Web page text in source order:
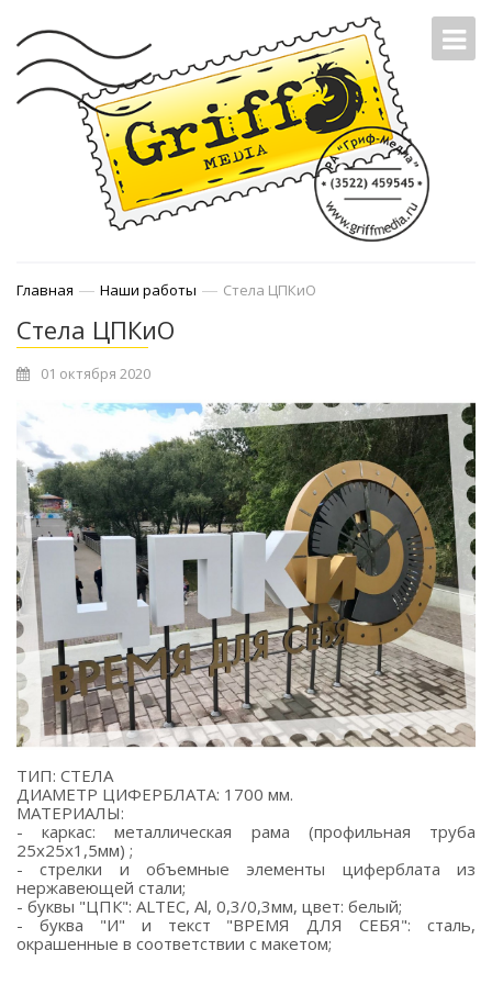
Главная — Наши работы — Стела ЦПКиО
Стела ЦПКиО
01 октября 2020
ТИП: СТЕЛА
ДИАМЕТР ЦИФЕРБЛАТА: 1700 мм.
МАТЕРИАЛЫ:
- каркас: металлическая рама (профильная труба
25х25х1,5мм) ;
- стрелки и объемные элементы циферблата из
нержавеющей стали;
- буквы "ЦПК": ALTEC, Al, 0,3/0,3мм, цвет: белый;
- буква "И" и текст "ВРЕМЯ ДЛЯ СЕБЯ": сталь,
окрашенные в соответствии с макетом;